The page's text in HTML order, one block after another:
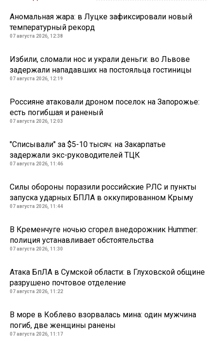
Аномальная жара: в Луцке зафиксировали новый
температурный рекорд
07 августа 2026, 12:38
Избили, сломали нос и украли деньги: во Львове
задержали нападавших на постояльца гостиницы
07 августа 2026, 12:19
Россияне атаковали дроном поселок на Запорожье:
есть погибшая и раненый
07 августа 2026, 12:03
"Списывали" за $5-10 тысяч: на Закарпатье
задержали экс-руководителей ТЦК
07 августа 2026, 11:46
Силы обороны поразили российские РЛС и пункты
запуска ударных БПЛА в оккупированном Крыму
07 августа 2026, 11:44
В Кременчуге ночью сгорел внедорожник Hummer:
полиция устанавливает обстоятельства
07 августа 2026, 11:30
Атака БпЛА в Сумской области: в Глуховской общине
разрушено почтовое отделение
07 августа 2026, 11:22
В море в Коблево взорвалась мина: один мужчина
погиб, две женщины ранены
07 августа 2026, 11:17